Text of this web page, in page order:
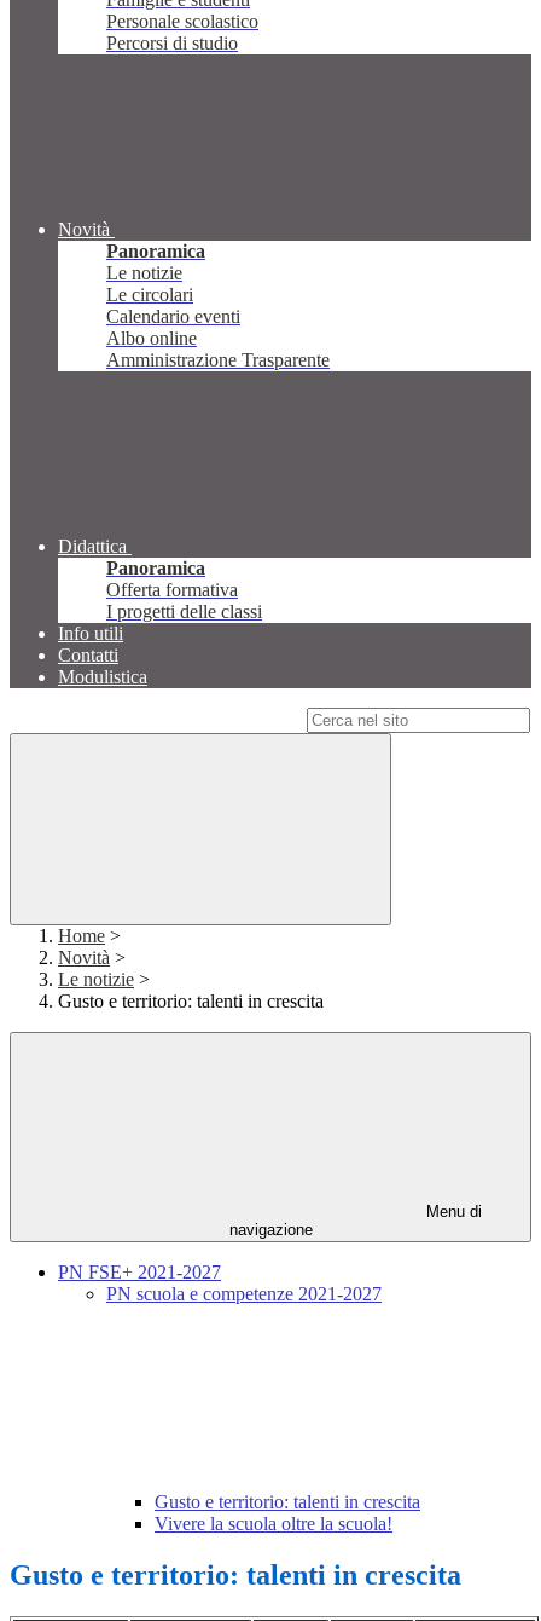
Personale scolastico
Percorsi di studio
Novità
Panoramica
Le notizie
Le circolari
Calendario eventi
Albo online
Amministrazione Trasparente
Didattica
Panoramica
Offerta formativa
I progetti delle classi
Info utili
Contatti
Modulistica
Home >
Novità >
Le notizie >
Gusto e territorio: talenti in crescita
Menu di
navigazione
PN FSE+ 2021-2027
PN scuola e competenze 2021-2027
Gusto e territorio: talenti in crescita
Vivere la scuola oltre la scuola!
Gusto e territorio: talenti in crescita